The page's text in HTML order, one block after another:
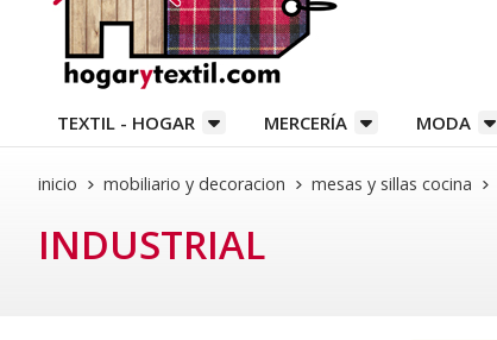
TEXTIL - HOGAR MERCERÍA MODA
inicio mobiliario y decoracion mesas y sillas cocina
INDUSTRIAL